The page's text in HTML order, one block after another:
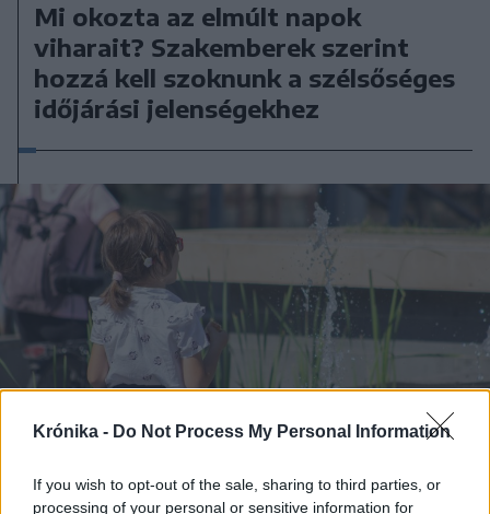
Krónika - Do Not Process My Personal Information
If you wish to opt-out of the sale, sharing to third parties, or
processing of your personal or sensitive information for
Mi okozta az elmúlt napok
viharait? Szakemberek szerint
hozzá kell szoknunk a szélsőséges
időjárási jelenségekhez